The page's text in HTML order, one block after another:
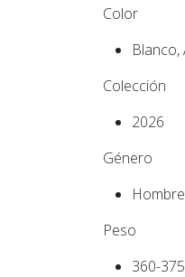
Color
Blanco,
Colección
2026
Género
Hombre
Peso
360-